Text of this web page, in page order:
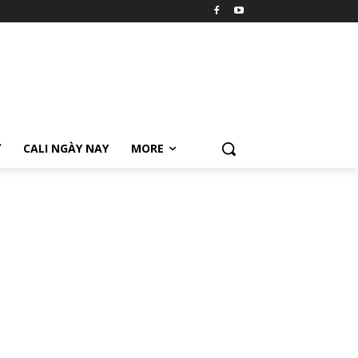
CALI NGÀY NAY MORE